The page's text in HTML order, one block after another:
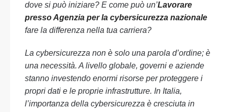
dove si può iniziare? E come può un’Lavorare
presso Agenzia per la cybersicurezza nazionale
fare la differenza nella tua carriera?
La cybersicurezza non è solo una parola d’ordine; è
una necessità. A livello globale, governi e aziende
stanno investendo enormi risorse per proteggere i
propri dati e le proprie infrastrutture. In Italia,
l’importanza della cybersicurezza è cresciuta in